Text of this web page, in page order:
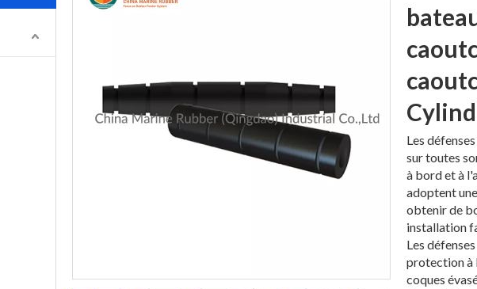
Les
sur toutes
à bord et à
adoptent
obtenir de
installation
Les
protection à
coques